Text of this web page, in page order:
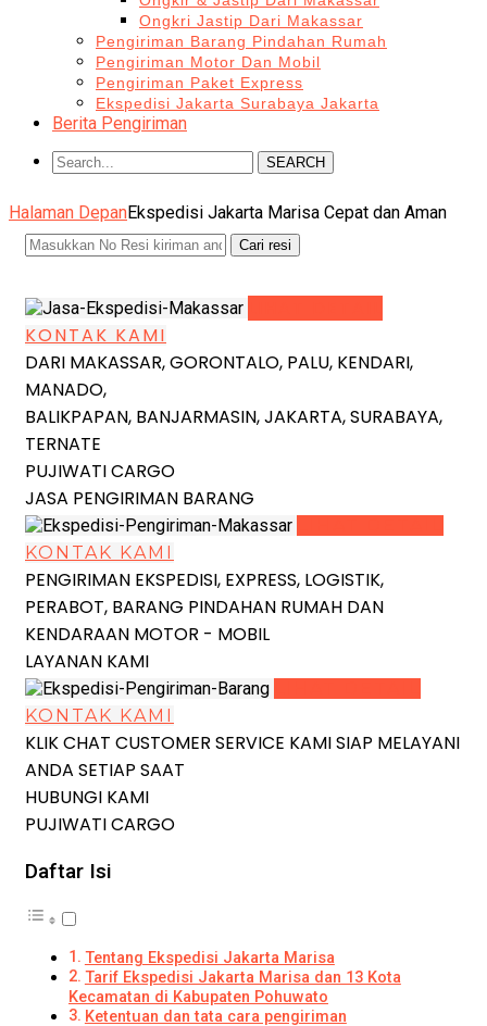
Ongkri Jastip Dari Makassar
Pengiriman Barang Pindahan Rumah
Pengiriman Motor Dan Mobil
Pengiriman Paket Express
Ekspedisi Jakarta Surabaya Jakarta
Berita Pengiriman
SEARCH
Halaman DepanEkspedisi Jakarta Marisa Cepat dan Aman
KONTAK KAMI
DARI MAKASSAR, GORONTALO, PALU, KENDARI,
MANADO,
BALIKPAPAN, BANJARMASIN, JAKARTA, SURABAYA,
TERNATE
PUJIWATI CARGO
JASA PENGIRIMAN BARANG
KONTAK KAMI
PENGIRIMAN EKSPEDISI, EXPRESS, LOGISTIK,
PERABOT, BARANG PINDAHAN RUMAH DAN
KENDARAAN MOTOR - MOBIL
LAYANAN KAMI
KONTAK KAMI
KLIK CHAT CUSTOMER SERVICE KAMI SIAP MELAYANI
ANDA SETIAP SAAT
HUBUNGI KAMI
PUJIWATI CARGO
Daftar Isi
Tentang Ekspedisi Jakarta Marisa
Tarif Ekspedisi Jakarta Marisa dan 13 Kota
Kecamatan di Kabupaten Pohuwato
Ketentuan dan tata cara pengiriman